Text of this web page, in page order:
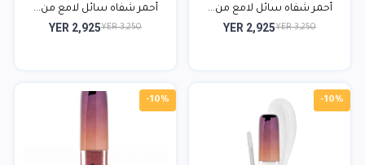
أحمر شفاه سائل لامع من...
YER 3,250
YER 2,925
أحمر شفاه سائل لامع من...
YER 3,250
YER 2,925
-10%
-10%